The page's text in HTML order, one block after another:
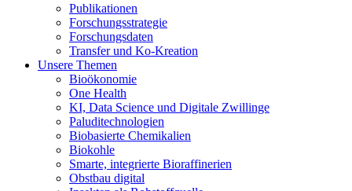
Publikationen
Forschungsstrategie
Forschungsdaten
Transfer und Ko-Kreation
Unsere Themen
Bioökonomie
One Health
KI, Data Science und Digitale Zwillinge
Paluditechnologien
Biobasierte Chemikalien
Biokohle
Smarte, integrierte Bioraffinerien
Obstbau digital